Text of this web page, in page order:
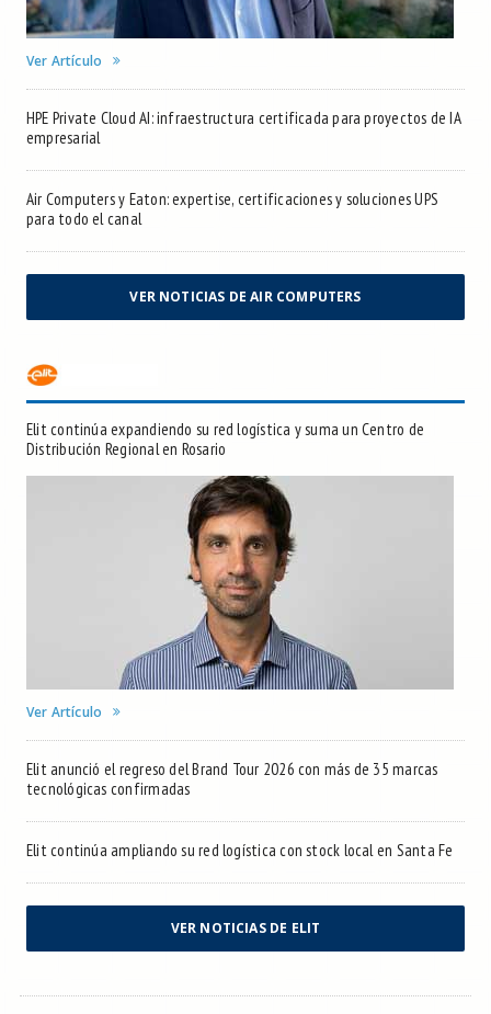
Ver Artículo
HPE Private Cloud AI: infraestructura certificada para proyectos de IA
empresarial
Air Computers y Eaton: expertise, certificaciones y soluciones UPS
para todo el canal
VER NOTICIAS DE AIR COMPUTERS
Elit continúa expandiendo su red logística y suma un Centro de
Distribución Regional en Rosario
Ver Artículo
Elit anunció el regreso del Brand Tour 2026 con más de 35 marcas
tecnológicas confirmadas
Elit continúa ampliando su red logística con stock local en Santa Fe
VER NOTICIAS DE ELIT